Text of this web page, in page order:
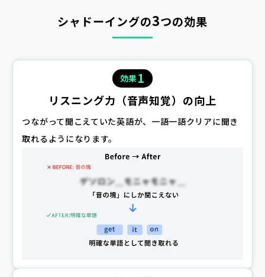
シャドーイングの3つの効果
効果1
リスニング力 （音声知覚） の向上
つながって聞こえていた英語が、一語一語クリアに聞き
取れるようになります。